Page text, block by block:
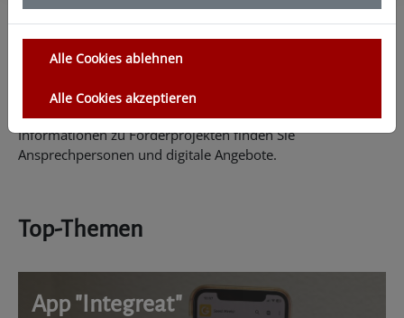
Zuhause im Kreis Soest
Kommunale Integrationszentrum des Kreises Soest seine
Aufgaben und Projekte vor. Neben weitreichenden
Informationen zu Förderprojekten finden Sie
Ansprechpersonen und digitale Angebote.
Top-Themen
App "Integreat"
Alle Cookies ablehnen
Alle Cookies akzeptieren